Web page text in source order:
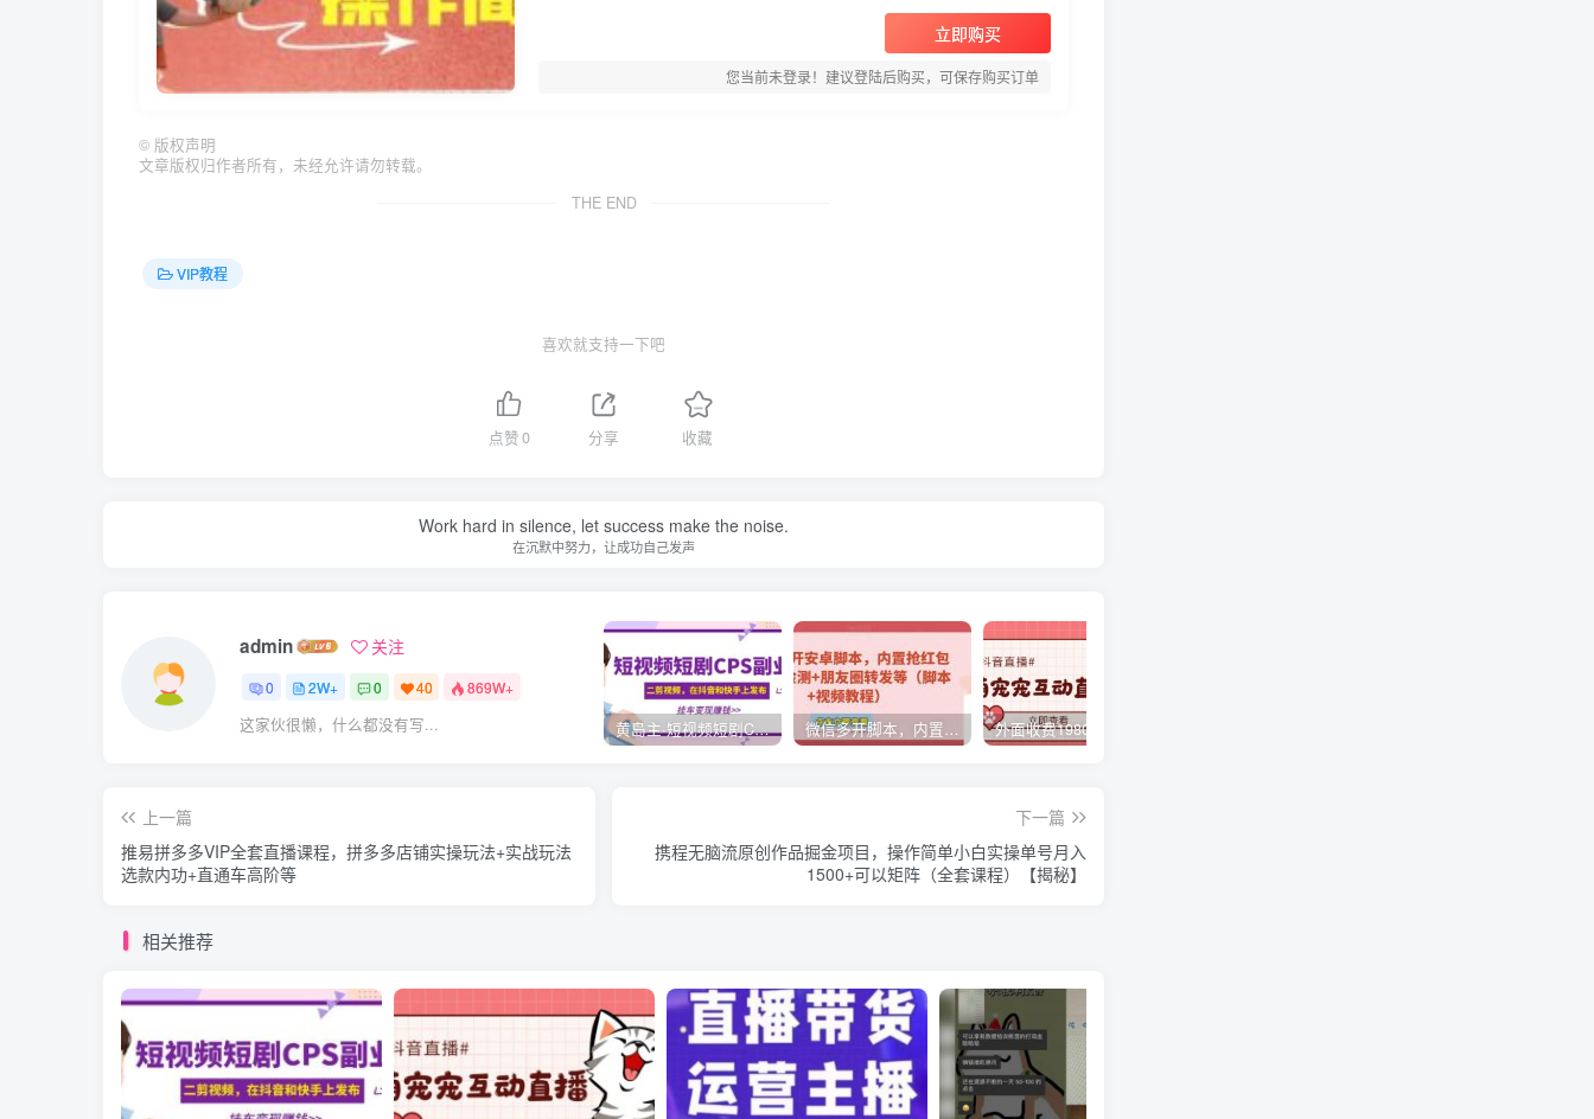
立即购买
您当前未登录！建议登陆后购买，可保存购买订单
© 版权声明
文章版权归作者所有，未经允许请勿转载。
THE END
VIP教程
喜欢就支持一下吧
点赞0 分享 收藏
Work hard in silence, let success make the noise.
在沉默中努力，让成功自己发声
admin 关注
0 2W+ 0 40 869W+
这家伙很懒，什么都没有写... 黄岛主·短视频短剧CPS副业项目：二剪视频在抖音和快手上发布，挂车变现 微信多开脚本，内置抢红包+好友检测+朋友圈转发等（安卓脚本+视频教程）
上一篇
推易拼多多VIP全套直播课程，拼多多店铺实操玩法+实战玩法
选款内功+直通车高阶等
下一篇
携程无脑流原创作品掘金项目，操作简单小白实操单号月入
1500+可以矩阵（全套课程）【揭秘】
相关推荐